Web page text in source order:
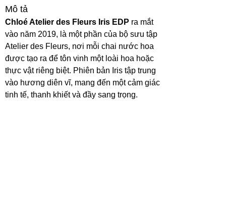
Mô tả
Chloé Atelier des Fleurs Iris EDP ra mắt
vào năm 2019, là một phần của bộ sưu tập
Atelier des Fleurs, nơi mỗi chai nước hoa
được tạo ra để tôn vinh một loài hoa hoặc
thực vật riêng biệt. Phiên bản Iris tập trung
vào hương diên vĩ, mang đến một cảm giác
tinh tế, thanh khiết và đầy sang trọng.